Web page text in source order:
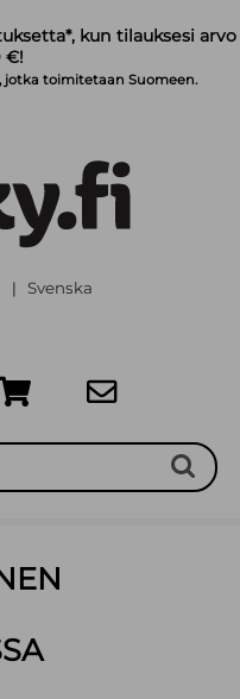
kun tilauksesi arvo
€!
jotka toimitetaan Suomeen.
| Svenska